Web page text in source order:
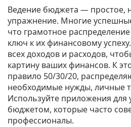
Ведение бюджета — простое,
упражнение. Многие
что грамотное
ключ к их финансовому
всех доходов и расходов,
картину ваших финансов. К
правило 50/30/20,
необходимые нужды, личные
Используйте приложения для
бюджетом, которые часто
профессионалы.